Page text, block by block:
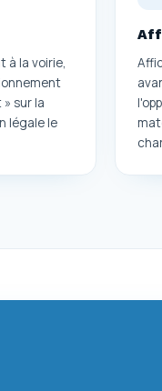
à la voirie,
sur la
légale le